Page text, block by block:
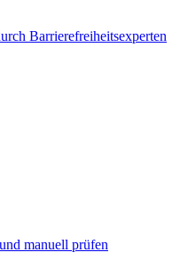
Barrierefreiheitsexperten
manuell prüfen